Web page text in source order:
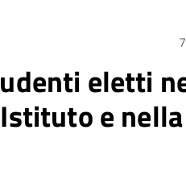
eletti
e